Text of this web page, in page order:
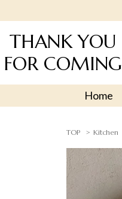
THANK YOU
FOR COMING
Home
TOP Kitchen